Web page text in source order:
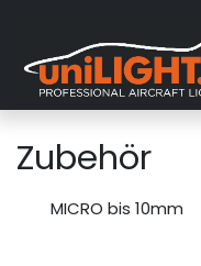
Zubehör
MICRO bis 10mm